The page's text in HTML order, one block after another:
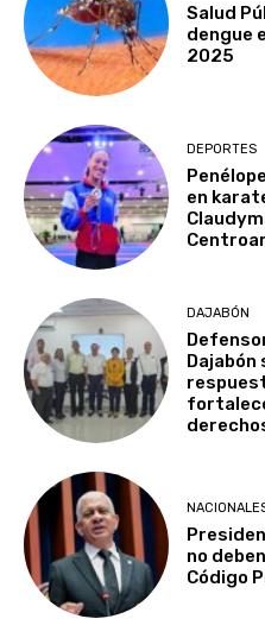
Salud
dengue
2025
DEPORTES
en
DAJABÓN
no
Código